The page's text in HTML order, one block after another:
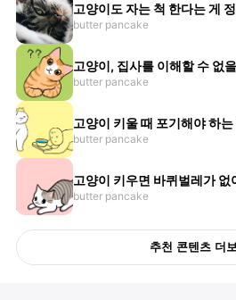
고양이도 자는 척 한다는 게
butter pancake
고양이, 집사를 이해할 수 없
butter pancake
고양이 키울 때 포기해야 하
butter pancake
고양이 키우면 바퀴벌레가 없
butter pancake
추천 콘텐츠 더보